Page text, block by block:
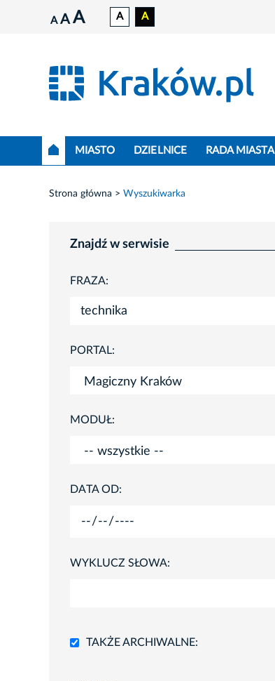
A A A A A
MIASTO DZIELNICE RADA MIASTA
Strona główna Wyszukiwarka
Znajdź w serwisie
FRAZA:
PORTAL:
MODUŁ:
DATA OD:
WYKLUCZ SŁOWA:
TAKŻE ARCHIWALNE: